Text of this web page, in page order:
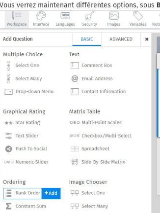
Vous verrez maintenant différentes options, sous